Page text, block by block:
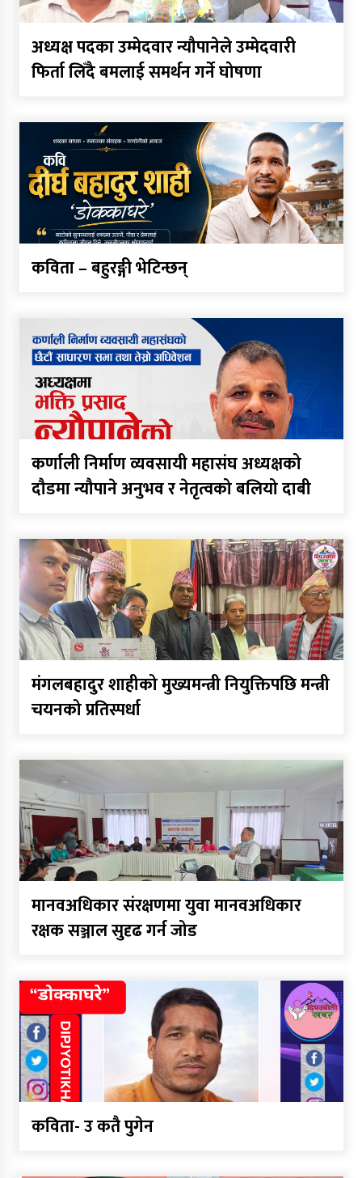
बढ्दो साइबर अपराधप्रति प्रदेश
सरकारको ध्यानाकर्षण, खड्काको
नेपालकै सबैभन्दा अग्लो पचाल
झरना : राष्ट्रिय मान्यतासँगै
पर्यटनको नयाँ केन्द्र बन्ने अपेक्षा
कर्णाली प्रदेश निर्माण व्यवसायी
महासङ्घको अध्यक्षमा मानव बम
अध्यक्ष पदका उम्मेदवार न्यौपानेले
उम्मेदवारी फिर्ता लिँदै बमलाई
समर्थन गर्ने घोषणा
कर्णाली प्रदेश निर्माण व्यवसायी
महासंघको नेतृत्वमा न्यौपाने–बम
भिड्ने संकेत, सहमतिको प्रयास
निर्माण व्यवसायी महासंघको प्रदेश
अधिवेशन, सार्वजनिक खरिद
सुधारदेखि नयाँ नेतृत्वसम्म
छलफल
कविता – बहुरङ्गी भेटिन्छन्
अध्यक्षको दौडमा न्यौपाने अनुभव र
नेतृत्वको बलियो दाबी
कर्णालीमा मन्त्रालय भागबण्डामै
अड्कियो शाही सरकार
कांग्रेस असन्तुष्ट पक्षद्वारा शशांकको
नेतृत्वमा राष्ट्रिय भेला तयारी, नयाँ
अध्यक्ष पदका उम्मेदवार न्यौपानेले उम्मेदवारी
फिर्ता लिँदै बमलाई समर्थन गर्ने घोषणा
कविता – बहुरङ्गी भेटिन्छन्
कर्णाली निर्माण व्यवसायी महासंघ अध्यक्षको
दौडमा न्यौपाने अनुभव र नेतृत्वको बलियो दाबी
मंगलबहादुर शाहीको मुख्यमन्त्री नियुक्तिपछि मन्त्री
चयनको प्रतिस्पर्धा
मानवअधिकार संरक्षणमा युवा मानवअधिकार
रक्षक सञ्जाल सुदृढ गर्न जोड
कविता- उ कतै पुगेन